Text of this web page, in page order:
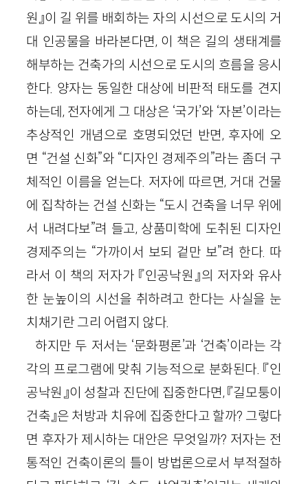
원』이 길 위를 배회하는 자의 시선으로 도시의 거
대 인공물을 바라본다면, 이 책은 길의 생태계를
해부하는 건축가의 시선으로 도시의 흐름을 응시
한다. 양자는 동일한 대상에 비판적 태도를 견지
하는데, 전자에게 그 대상은 ‘국가’와 ‘자본’이라는
추상적인 개념으로 호명되었던 반면, 후자에 오
면 “건설 신화”와 “디자인 경제주의”라는 좀더 구
체적인 이름을 얻는다. 저자에 따르면, 거대 건물
에 집착하는 건설 신화는 “도시 건축을 너무 위에
서 내려다보”려 들고, 상품미학에 도취된 디자인
경제주의는 “가까이서 보되 겉만 보”려 한다. 따
라서 이 책의 저자가 『인공낙원』의 저자와 유사
한 눈높이의 시선을 취하려고 한다는 사실을 눈
치채기란 그리 어렵지 않다.
하지만 두 저서는 ‘문화평론’과 ‘건축’이라는 각
각의 프로그램에 맞춰 기능적으로 분화된다. 『인
공낙원』이 성찰과 진단에 집중한다면, 『길모퉁이
건축』은 처방과 치유에 집중한다고 할까? 그렇다
면 후자가 제시하는 대안은 무엇일까? 저자는 전
통적인 건축이론의 틀이 방법론으로서 부적절하